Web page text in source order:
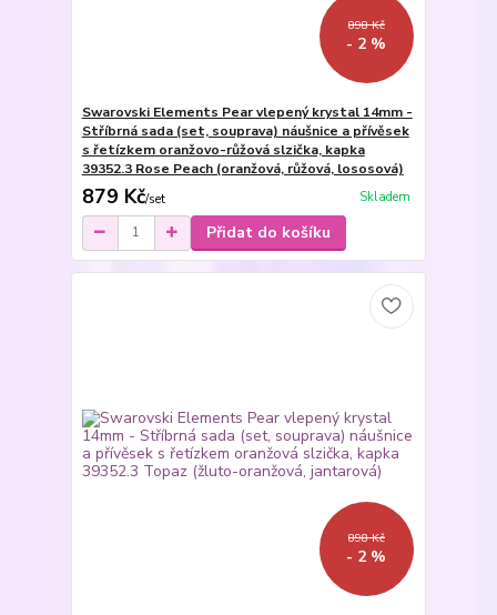
898 Kč
- 2 %
Swarovski Elements Pear vlepený krystal 14mm -
Stříbrná sada (set, souprava) náušnice a přívěsek
s řetízkem oranžovo-růžová slzička, kapka
39352.3 Rose Peach (oranžová, růžová, lososová)
879 Kč/set Skladem
Přidat do košíku
898 Kč
- 2 %